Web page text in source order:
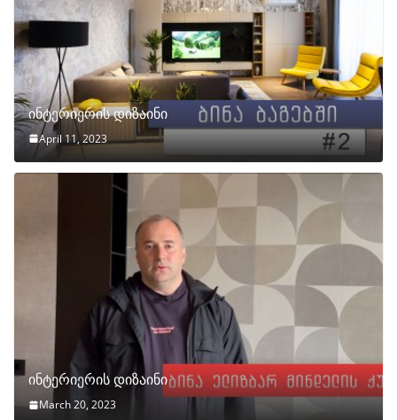
ინტერიერის დიზაინი
April 11, 2023
ინტერიერის დიზაინი
March 20, 2023